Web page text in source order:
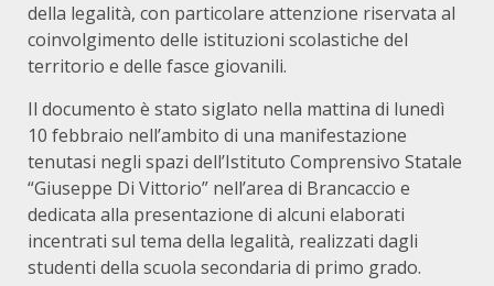
della legalità, con particolare attenzione riservata al
coinvolgimento delle istituzioni scolastiche del
territorio e delle fasce giovanili.
Il documento è stato siglato nella mattina di lunedì
10 febbraio nell’ambito di una manifestazione
tenutasi negli spazi dell’Istituto Comprensivo Statale
“Giuseppe Di Vittorio” nell’area di Brancaccio e
dedicata alla presentazione di alcuni elaborati
incentrati sul tema della legalità, realizzati dagli
studenti della scuola secondaria di primo grado.